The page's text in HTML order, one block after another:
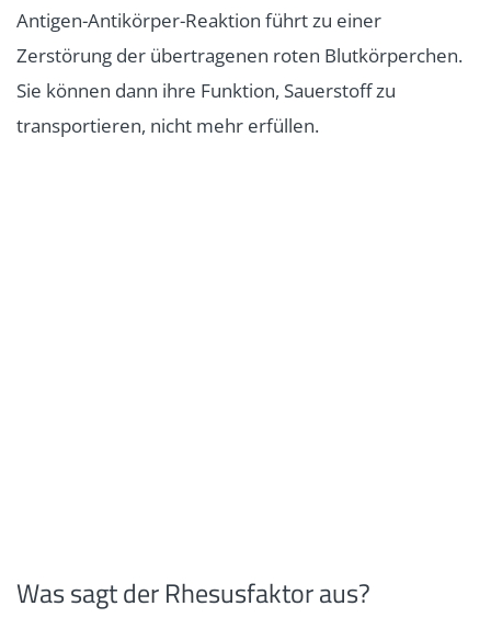
Antigen-Antikörper-Reaktion führt zu einer
Zerstörung der übertragenen roten Blutkörperchen.
Sie können dann ihre Funktion, Sauerstoff zu
transportieren, nicht mehr erfüllen.
Was sagt der Rhesusfaktor aus?